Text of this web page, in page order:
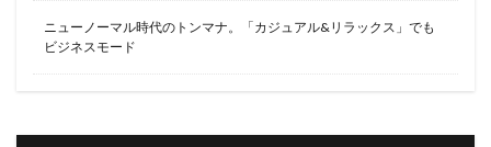
ニューノーマル時代のトンマナ。「カジュアル&リラックス」でも
ビジネスモード